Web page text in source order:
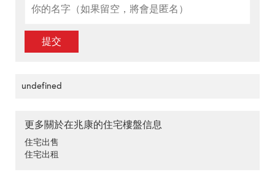
提交
undefined
更多關於在兆康的住宅樓盤信息
住宅出售
住宅出租